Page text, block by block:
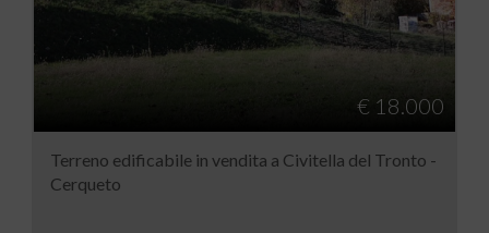
€ 18.000
Terreno edificabile in vendita a Civitella del Tronto -
Cerqueto